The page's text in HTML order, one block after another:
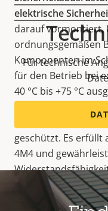
elektrische
darauf vormontiert,
ordnungsgemäßen
Komponenten im
für den Betrieb bei
40 °C bis +75 °C
4X
geschützt. Es
4M4 und
mechanische
Für technische